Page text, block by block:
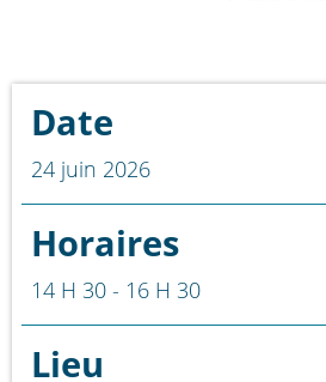
Date
24 juin 2026
Horaires
14 H 30 - 16 H 30
Lieu